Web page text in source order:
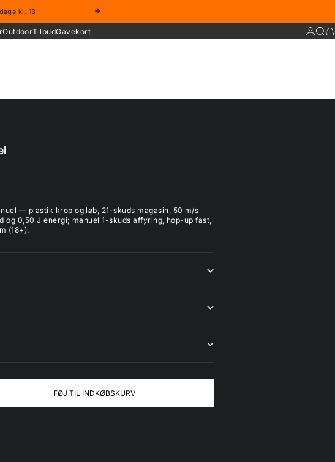
kl. 13 Næste
OutdoorTilbudGavekort Log ind
Søg
— plastik krop og løb, 21-skuds magasin, 50 m/s
og 0,50 J energi; manuel 1-skuds affyring, hop-up fast,
(18+).
FØJ TIL INDKØBSKURV